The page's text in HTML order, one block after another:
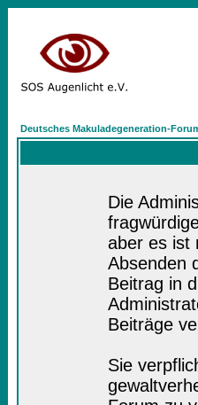
Deutsches Makuladegeneration-
Die
aber es ist
Absenden
Beitrag in
Beiträge
Sie